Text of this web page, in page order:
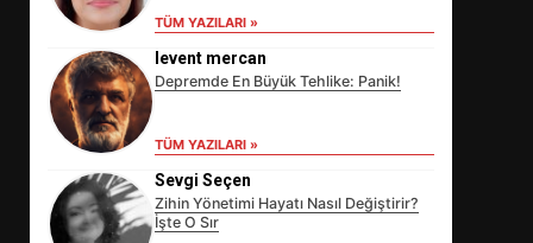
TÜM YAZILARI »
levent mercan
Depremde En Büyük Tehlike: Panik!
TÜM YAZILARI »
Sevgi Seçen
Zihin Yönetimi Hayatı Nasıl Değiştirir?
İşte O Sır
SÜRDÜRÜLEBİLİRLİKTE NE
DEĞİŞECEK?